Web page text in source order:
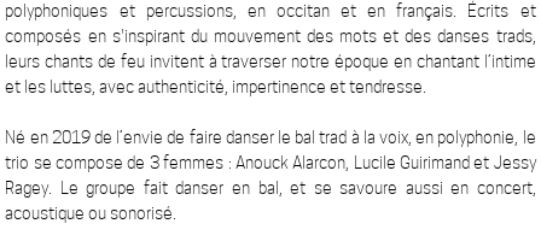
polyphoniques et percussions, en occitan et en français. Écrits et
composés en s'inspirant du mouvement des mots et des danses trads,
leurs chants de feu invitent à traverser notre époque en chantant l’intime
et les luttes, avec authenticité, impertinence et tendresse.
Né en 2019 de l’envie de faire danser le bal trad à la voix, en polyphonie, le
trio se compose de 3 femmes : Anouck Alarcon, Lucile Guirimand et Jessy
Ragey. Le groupe fait danser en bal, et se savoure aussi en concert,
acoustique ou sonorisé.